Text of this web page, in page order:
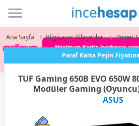
Incehesap
Ana Sayfa Bilgisayar Bileşenleri Power
Paraf Karta Peşin
TUF Gaming 650B EVO 650W
Modüler Gaming
ASUS